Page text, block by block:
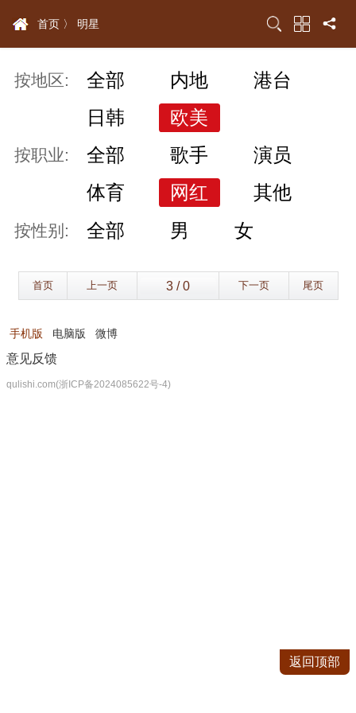
首页 〉 明星
按地区: 全部 内地
港台
日韩
欧美
按职业: 全部 歌手
演员
体育
网红 其他
按性别: 全部 男 女
首页 上一页 下一页 尾页
手机版 电脑版 微博
意见反馈
qulishi.com(浙ICP备2024085622号-4)
返回顶部